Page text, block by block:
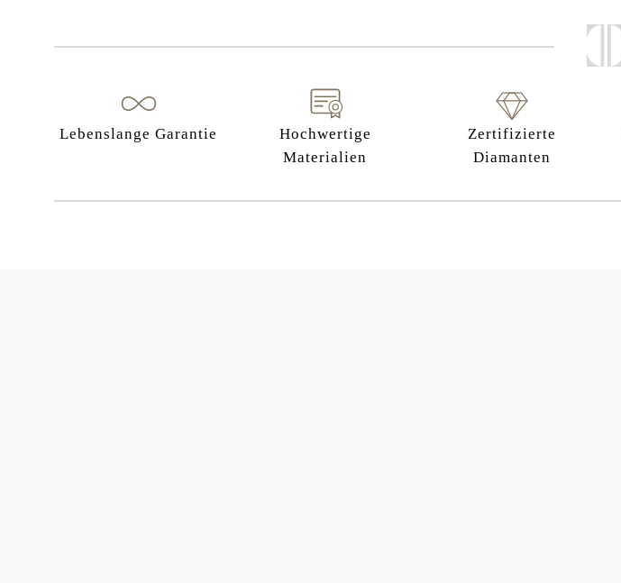
Lebenslange Garantie
Hochwertige
Materialien
Zertifizierte
Diamanten